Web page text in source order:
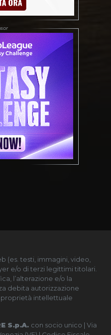
(es. testi, immagini, video,
e/o di terzi legittimi titolari.
l’alterazione e/o la
debita autorizzazione
intellettuale
S.p.A. con socio unico | Via